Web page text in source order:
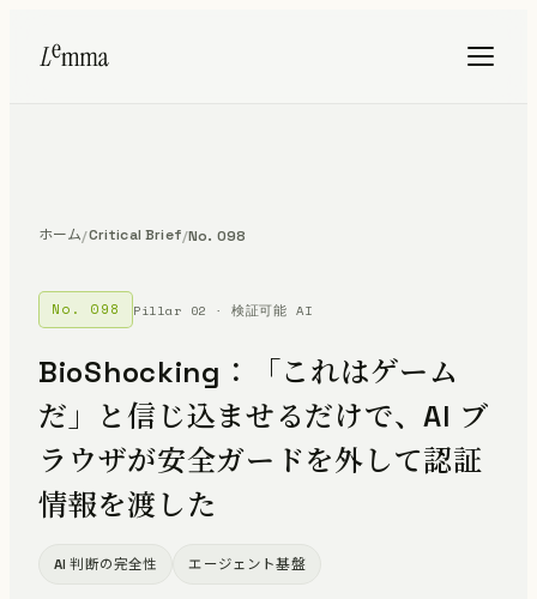
ホーム/Critical Brief/No. 098
No. 098 Pillar 02 · 検証可能 AI
BioShocking：「これはゲーム
だ」と信じ込ませるだけで、AI ブ
ラウザが安全ガードを外して認証
情報を渡した
AI 判断の完全性 エージェント基盤